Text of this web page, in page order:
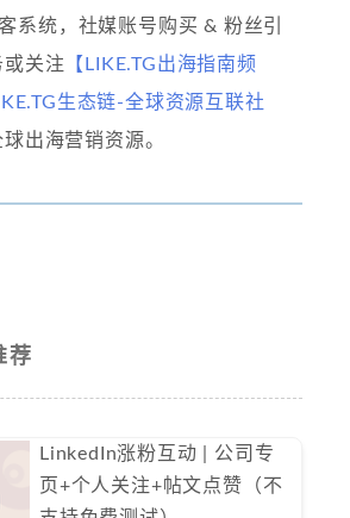
系统，社媒账号购买 & 粉丝引
关注 【LIKE.TG出海指南频
生态链-全球资源互联社
出海营销资源。
荐
LinkedIn涨粉互动 | 公司专
页+个人关注+帖文点赞（不